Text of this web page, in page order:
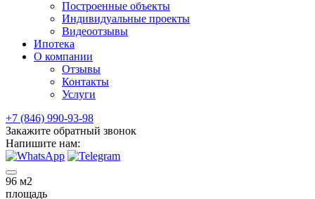
Построенные объекты
Индивидуальные проекты
Видеоотзывы
Ипотека
О компании
Отзывы
Контакты
Услуги
+7 (846) 990-93-98
Закажите обратный звонок
Напишите нам:
96 м2
площадь